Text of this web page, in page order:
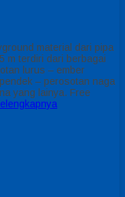
material dari pipa
m terdiri dari berbagai
lurus – ember
– perosotan naga
yang lainya. Free